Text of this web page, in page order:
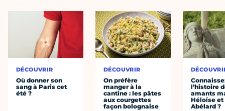
DÉCOUVRIR
Où donner son
sang à Paris cet
été ?
DÉCOUVRIR
On préfère
manger à la
cantine : les pâtes
aux courgettes
façon bolognaise
l’histoire
amants
Héloïse et
Abélard ?